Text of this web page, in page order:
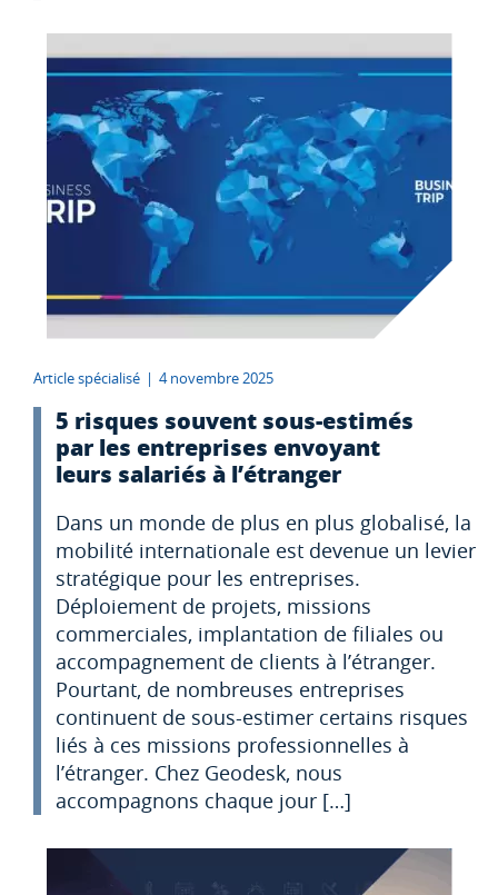
Article spécialisé | 4 novembre 2025
5 risques souvent sous-estimés
par les entreprises envoyant
leurs salariés à l’étranger
Dans un monde de plus en plus globalisé, la
mobilité internationale est devenue un levier
stratégique pour les entreprises.
Déploiement de projets, missions
commerciales, implantation de filiales ou
accompagnement de clients à l’étranger.
Pourtant, de nombreuses entreprises
continuent de sous-estimer certains risques
liés à ces missions professionnelles à
l’étranger. Chez Geodesk, nous
accompagnons chaque jour […]